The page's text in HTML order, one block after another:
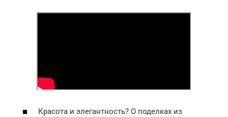
Красота и элегантность? О поделках из